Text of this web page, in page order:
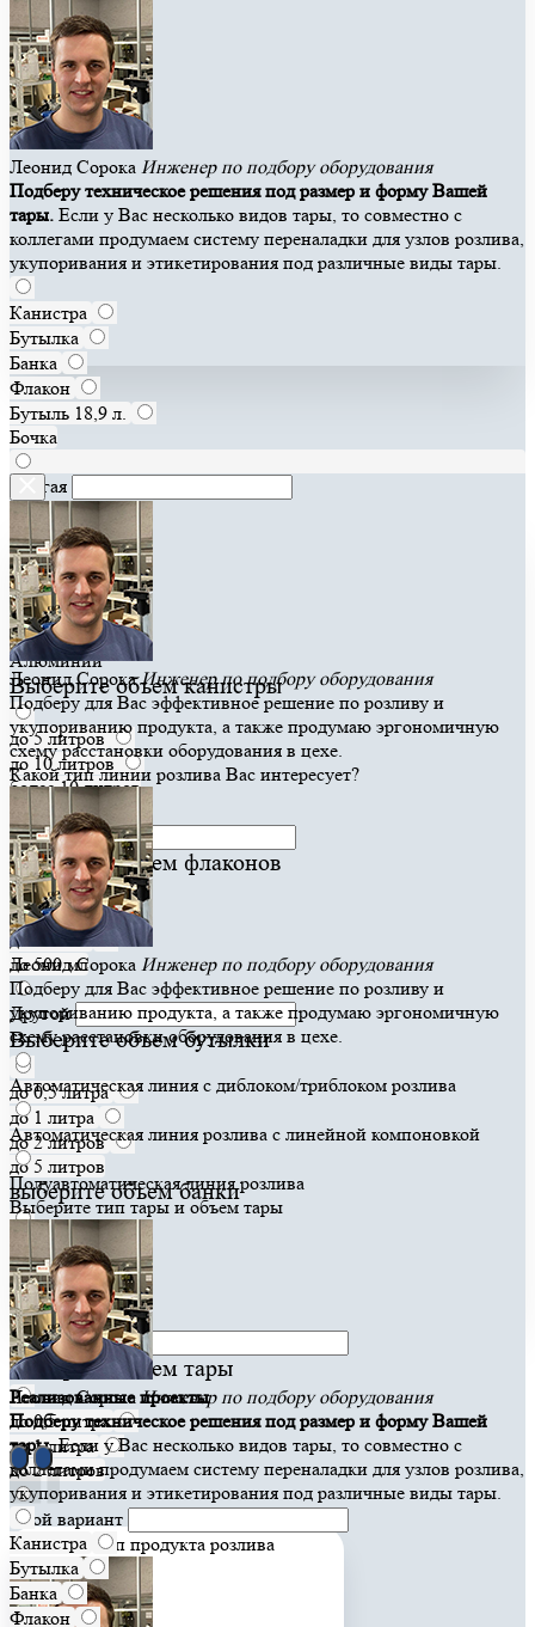
Леонид Сорока Инженер по подбору оборудования
Подберу техническое решения под размер и форму Вашей
тары. Если у Вас несколько видов тары, то совместно с
коллегами продумаем систему переналадки для узлов розлива,
укупоривания и этикетирования под различные виды тары.
Канистра
Бутылка
Банка
Флакон
Бутыль 18,9 л.
Бочка
Другая
ПЭТ тара
ПНД канистра
ПЭТ / ПНД
Стекло
Алюминий
Выберите объем канистры
до 5 литров
до 10 литров
более 10 литров
Другой
Выберите объем флаконов
до 100 мл
до 250 мл
до 500 мл
Другой
Выберите объем бутылки
до 0,5 литра
до 1 литра
до 2 литров
до 5 литров
выберите объем банки
до 0,5 литра
до 1 литра
до 2 литров
Свой вариант
Выберите объем тары
до 0,5 литра
до 1 литра
до 2 литров
Свой вариант
Выберите тип продукта розлива
Леонид Сорока Инженер по подбору оборудования
Подберу для Вас эффективное решение по розливу и
укупориванию продукта, а также продумаю эргономичную
схему расстановки оборудования в цехе.
Какой тип линии розлива Вас интересует?
Леонид Сорока Инженер по подбору оборудования
Подберу для Вас эффективное решение по розливу и
укупориванию продукта, а также продумаю эргономичную
схему расстановки оборудования в цехе.
Автоматическая линия с диблоком/триблоком розлива
Автоматическая линия розлива с линейной компоновкой
Полуавтоматическая линия розлива
Выберите тип тары и объем тары
Леонид Сорока Инженер по подбору оборудования
Подберу техническое решения под размер и форму Вашей
тары.Если у Вас несколько видов тары, то совместно с
коллегами продумаем систему переналадки для узлов розлива,
укупоривания и этикетирования под различные виды тары.
Канистра
Бутылка
Банка
Флакон
Реализованные проекты